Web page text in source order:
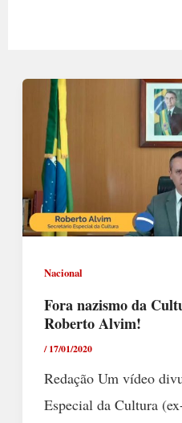
Nacional
Fora nazismo da
Roberto Alvim!
/17/01/2020
Redação Um vídeo
Especial da Cultura